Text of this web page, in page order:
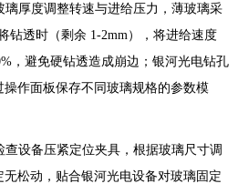
璃厚度调整转速与进给压力，薄玻璃采
钻透时（剩余 1-2mm），将进给速度
，避免硬钻透造成崩边；银河光电钻孔
操作面板保存不同玻璃规格的参数模
查设备压紧定位夹具，根据玻璃尺寸调
松动，贴合银河光电设备对玻璃固定